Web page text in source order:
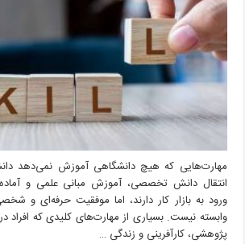
آموزش
نمی‌دهد
مهارت‌هایی که هیچ دانشگاهی آموزش نمی‌دهد
انتقال دانش تخصصی، آموزش مبانی علمی و
ورود به بازار کار دارند، اما موفقیت حرفه‌ای و
وابسته نیست. بسیاری از مهارت‌های کلیدی که افراد
پژوهشی، کارآفرینی و زندگی …